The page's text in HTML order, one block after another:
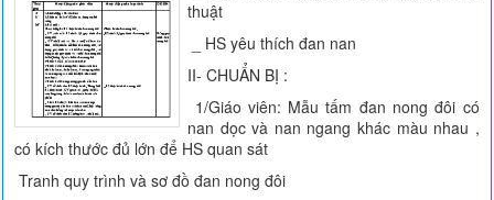
thuật
_ HS yêu thích đan nan
II- CHUẨN BỊ :
1/Giáo viên: Mẫu tấm đan nong đôi có
nan dọc và nan ngang khác màu nhau ,
có kích thước đủ lớn để HS quan sát
Tranh quy trình và sơ đồ đan nong đôi